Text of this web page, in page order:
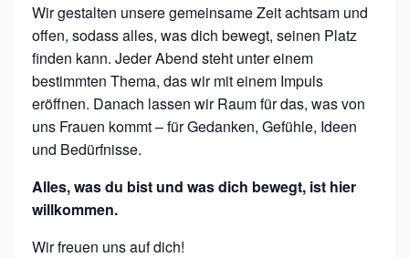
T
N
U
R
F
Ü
R
D
I
Wir gestalten unsere gemeinsame Zeit achtsam und
offen, sodass alles, was dich bewegt, seinen Platz
finden kann. Jeder Abend steht unter einem
bestimmten Thema, das wir mit einem Impuls
eröffnen. Danach lassen wir Raum für das, was von
uns Frauen kommt – für Gedanken, Gefühle, Ideen
und Bedürfnisse.
Alles, was du bist und was dich bewegt, ist hier
willkommen.
Wir freuen uns auf dich!